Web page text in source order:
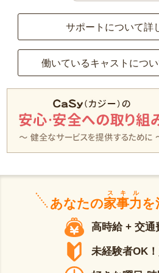
サポートについて詳
働いているキャストにつ
あなたの家事力
スキル
を
高時給 + 交通
未経験者OK